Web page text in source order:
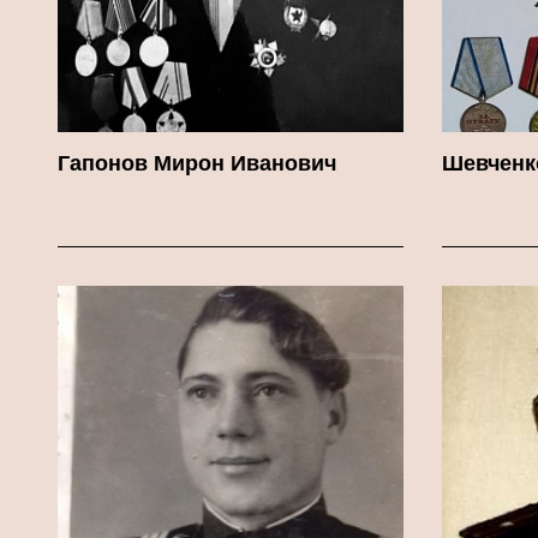
Гапонов Мирон Иванович